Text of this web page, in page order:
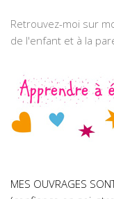
Retrouvez-moi sur
de l'enfant et à la
MES OUVRAGES